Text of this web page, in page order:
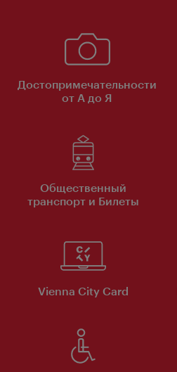
Достопримечательности
от А до Я
Общественный
транспорт и Билеты
Vienna City Card